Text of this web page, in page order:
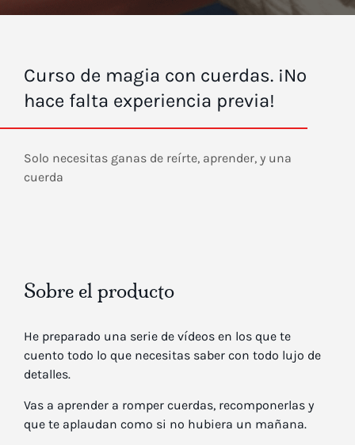
Curso de magia con cuerdas. ¡No
hace falta experiencia previa!
Solo necesitas ganas de reírte, aprender, y una
cuerda
Sobre el producto
He preparado una serie de vídeos en los que te
cuento todo lo que necesitas saber con todo lujo de
detalles.
Vas a aprender a romper cuerdas, recomponerlas y
que te aplaudan como si no hubiera un mañana.